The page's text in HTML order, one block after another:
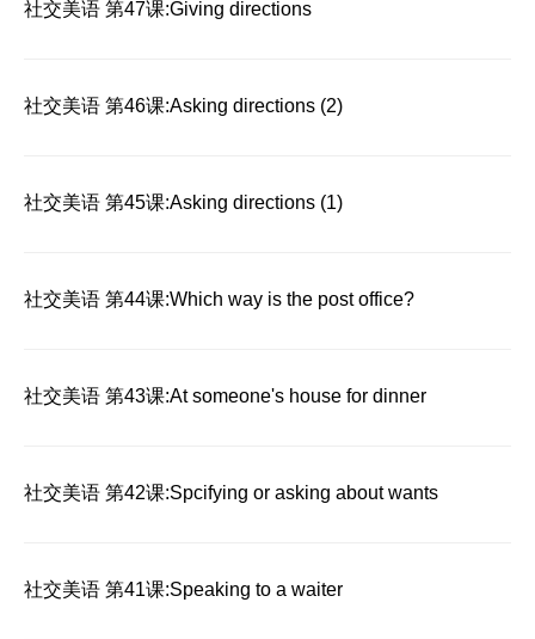
社交美语 第47课:Giving directions
社交美语 第46课:Asking directions (2)
社交美语 第45课:Asking directions (1)
社交美语 第44课:Which way is the post office?
社交美语 第43课:At someone's house for dinner
社交美语 第42课:Spcifying or asking about wants
社交美语 第41课:Speaking to a waiter